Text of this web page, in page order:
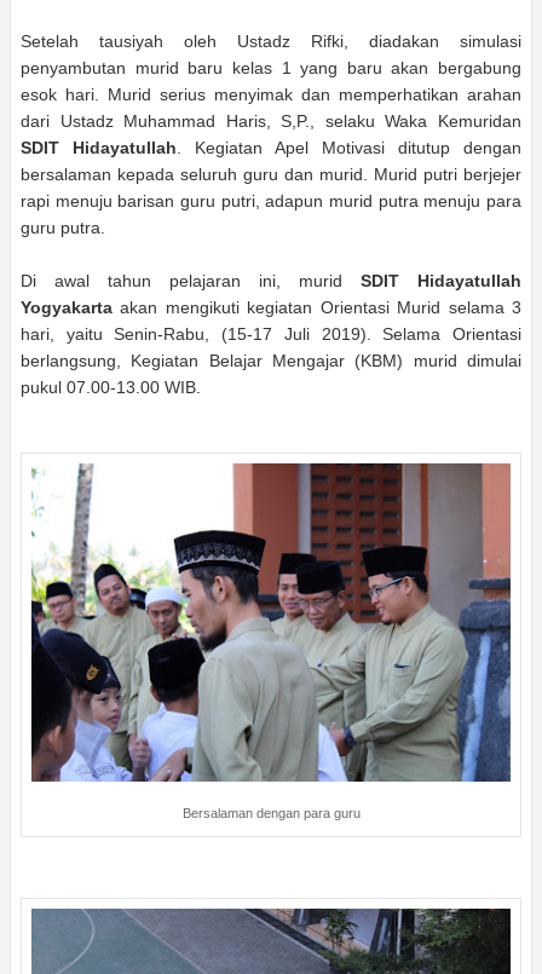
Setelah tausiyah oleh Ustadz Rifki, diadakan simulasi
penyambutan murid baru kelas 1 yang baru akan bergabung
esok hari. Murid serius menyimak dan memperhatikan arahan
dari Ustadz Muhammad Haris, S,P., selaku Waka Kemuridan
SDIT Hidayatullah . Kegiatan Apel Motivasi ditutup dengan
bersalaman kepada seluruh guru dan murid. Murid putri berjejer
rapi menuju barisan guru putri, adapun murid putra menuju para
guru putra.
Di awal tahun pelajaran ini, murid SDIT Hidayatullah
Yogyakarta akan mengikuti kegiatan Orientasi Murid selama 3
hari, yaitu Senin-Rabu, (15-17 Juli 2019). Selama Orientasi
berlangsung, Kegiatan Belajar Mengajar (KBM) murid dimulai
pukul 07.00-13.00 WIB.
Bersalaman dengan para guru